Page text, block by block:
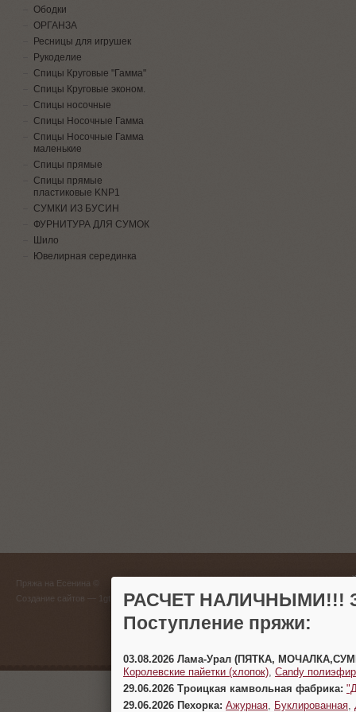
Ободки
ОРГАНЗА
Ресницы для игрушек
Рукоделие
Спицы Круговые "Гамма"
Спицы Круговые эконом.
Спицы носочные
Спицы Носочные Гамма
Спицы Носочные Гамма
маленькие
Спицы прямые
Спицы прямые
пластиковые KNP1
СУМКИ ИЗ БУСИН
ФУРНИТУРА ДЛЯ СУМОК
Шило
Ювелирная серединка
Пряжа на Есенина ©
Создание сайтов
(383)
г.
РАСЧЕТ НАЛИЧНЫМИ!!!
Поступление пряжи:
03.08.2026 Лама-Урал (ПЯТКА,
Королевские пайетки (хлопок) Candy
29.06.2026 Троицкая камвольная фабрика:
29.06.2026 Пехорка: Ажурная Буклированная